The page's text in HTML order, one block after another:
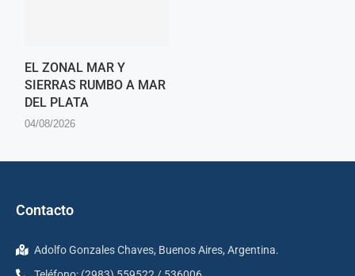
EL ZONAL MAR Y
SIERRAS RUMBO A MAR
DEL PLATA
04/08/2026
Contacto
Adolfo Gonzales Chaves, Buenos Aires, Argentina.